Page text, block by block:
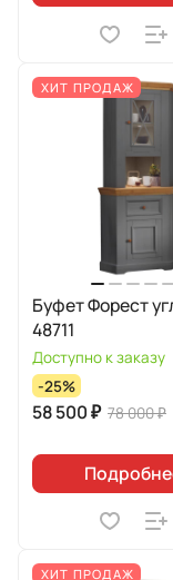
ХИТ ПРОДАЖ
Буфет Форест
48711
Доступно к заказу
-25%
58 500 ₽ 78 000 ₽
ХИТ ПРОДАЖ